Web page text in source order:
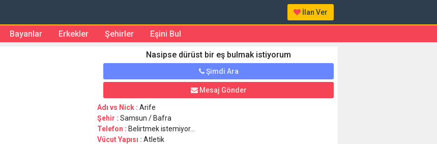
İlan Ver
Bayanlar Erkekler Şehirler Eşini Bul
Nasipse dürüst bir eş bulmak istiyorum
Şimdi Ara
Mesaj Gönder
Adı vs Nick : Arife
Şehir : Samsun / Bafra
Telefon : Belirtmek istemiyor...
Vücut Yapısı : Atletik